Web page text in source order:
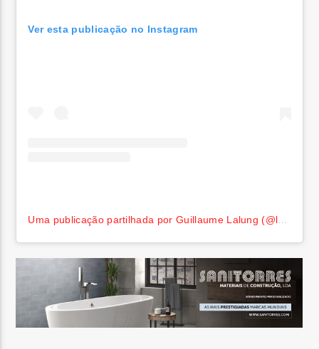
Ver esta publicação no Instagram
Uma publicação partilhada por Guillaume Lalung (@lal1)